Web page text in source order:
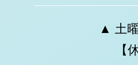
▲ 土
【